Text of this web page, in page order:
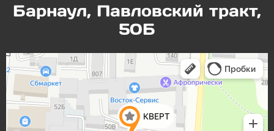
Барнаул, Павловский тракт,
50Б